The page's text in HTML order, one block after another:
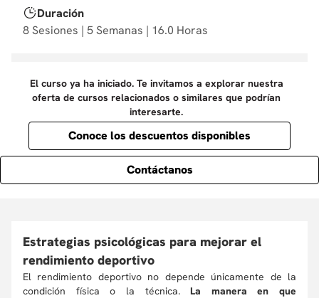
Duración
8 Sesiones | 5 Semanas | 16.0 Horas
El curso ya ha iniciado. Te invitamos a explorar nuestra
oferta de cursos relacionados o similares que podrían
interesarte.
Conoce los descuentos disponibles
Contáctanos
Estrategias psicológicas para mejorar el
rendimiento deportivo
El rendimiento deportivo no depende únicamente de la
condición física o la técnica.La manera en que